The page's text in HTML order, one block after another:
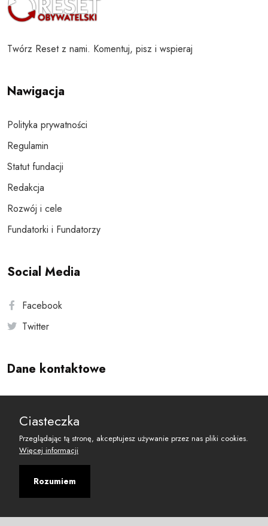
Twórz Reset z nami. Komentuj, pisz i wspieraj
Nawigacja
Polityka prywatności
Regulamin
Statut fundacji
Redakcja
Rozwój i cele
Fundatorki i Fundatorzy
Social Media
Facebook
Twitter
Dane kontaktowe
reset@resetobywatelski.pl
Ciasteczka
Przeglądając tą stronę, akceptujesz używanie przez nas pliki cookies.
Więcej informacji
Rozumiem